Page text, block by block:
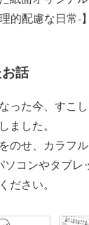
的配慮な日常-
話
った今、すこ
ました。
のせ、カラフ
コンやタブレ
ださい。